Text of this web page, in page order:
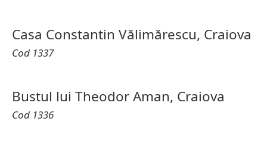
Casa Constantin Vălimărescu, Craiova
Cod 1337
Bustul lui Theodor Aman, Craiova
Cod 1336